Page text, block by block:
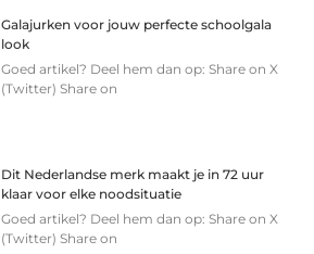
Galajurken voor jouw perfecte schoolgala
look
Goed artikel? Deel hem dan op: Share on X
(Twitter) Share on
Dit Nederlandse merk maakt je in 72 uur
klaar voor elke noodsituatie
Goed artikel? Deel hem dan op: Share on X
(Twitter) Share on